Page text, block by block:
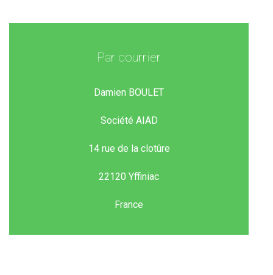
Par courrier
Damien BOULET
Société AIAD
14 rue de la clotûre
22120 Yffiniac
France